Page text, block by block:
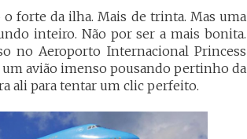
o forte da ilha. Mais de trinta. Mas uma
inteiro. Não por ser a mais bonita.
no Aeroporto Internacional Princess
avião imenso pousando pertinho da
ali para tentar um clic perfeito.